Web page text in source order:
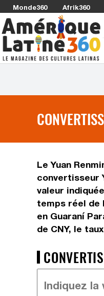
Monde360 Afrik360
Le Yuan
convertisseur
valeur
temps réel de
en Guaraní
de CNY, le